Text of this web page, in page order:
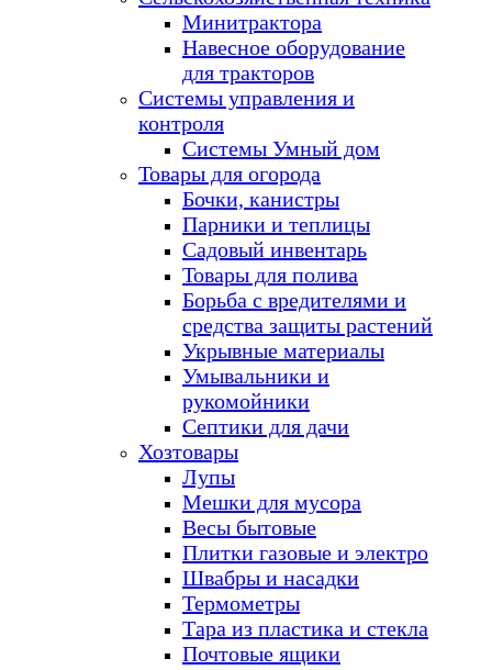
Минитрактора
Навесное оборудование
для тракторов
Системы управления и
контроля
Системы Умный дом
Товары для огорода
Бочки, канистры
Парники и теплицы
Садовый инвентарь
Товары для полива
Борьба с вредителями и
средства защиты растений
Укрывные материалы
Умывальники и
рукомойники
Септики для дачи
Хозтовары
Лупы
Мешки для мусора
Весы бытовые
Плитки газовые и электро
Швабры и насадки
Термометры
Тара из пластика и стекла
Почтовые ящики